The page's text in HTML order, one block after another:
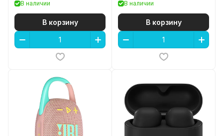
В наличии
В корзину
В наличии
В корзину